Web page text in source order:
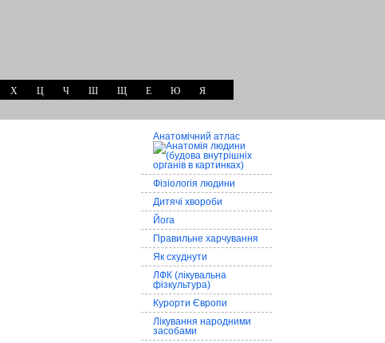
Х Ц Ч Ш Щ Е Ю Я
Анатомічний атлас
Фізіологія людини
Дитячі хвороби
Йога
Правильне харчування
Як схуднути
ЛФК (лікувальна
фізкультура)
Курорти Європи
Лікування народними
засобами